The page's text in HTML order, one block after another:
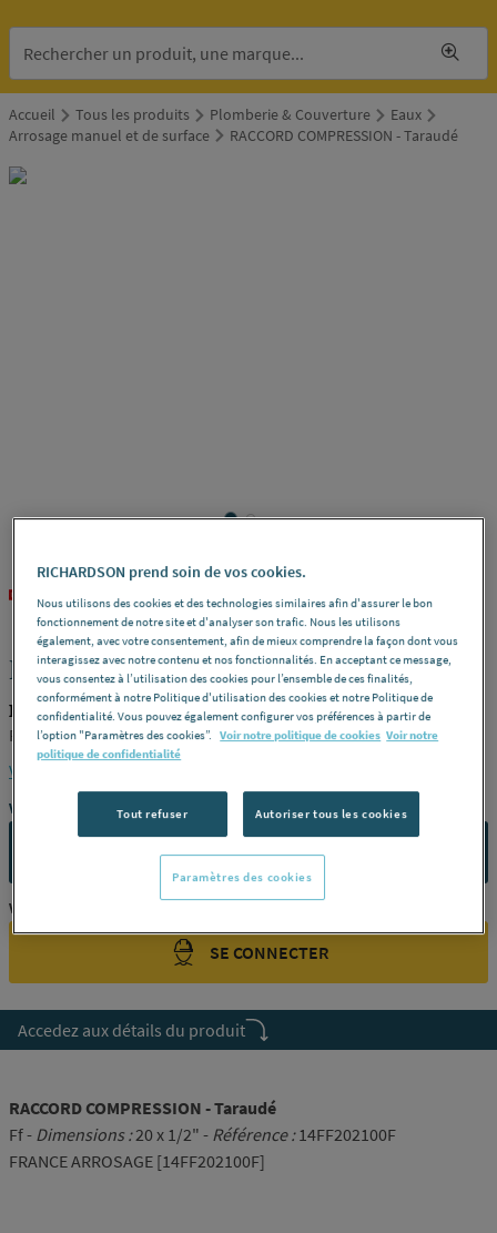
Accueil Tous les produits Plomberie & Couverture
Eaux
Arrosage manuel et de surface
RACCORD COMPRESSION - Taraudé
PLASSON REF : 318F6
RACCORD COMPRESSION - Taraudé
PLASSON 14FF202100F
Ff - Dimensions :20 x 1/2" - Référence :14FF202100F
Voir la description complète
Vous avez un projet ?
CONTACTEZ-NOUS
Vous êtes un professionnel ?
SE CONNECTER
Accedez aux détails du produit
RACCORD COMPRESSION - Taraudé
Ff - Dimensions :20 x 1/2" - Référence :14FF202100F
FRANCE ARROSAGE [14FF202100F]
RICHARDSON prend soin de vos cookies.
Nous utilisons des cookies et des technologies similaires afin d'assurer le bon
fonctionnement de notre site et d'analyser son trafic. Nous les utilisons
également, avec votre consentement, afin de mieux comprendre la façon dont vous
interagissez avec notre contenu et nos fonctionnalités. En acceptant ce message,
vous consentez à l’utilisation des cookies pour l’ensemble de ces finalités,
conformément à notre Politique d'utilisation des cookies et notre Politique de
confidentialité. Vous pouvez également configurer vos préférences à partir de
l’option "Paramètres des cookies”. Voir notre politique de cookies Voir notre
politique de confidentialité
Tout refuser Autoriser tous les cookies
Paramètres des cookies